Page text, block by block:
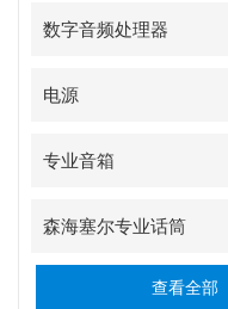
数字音频处理器
电源
专业音箱
森海塞尔专业话筒
查看全部